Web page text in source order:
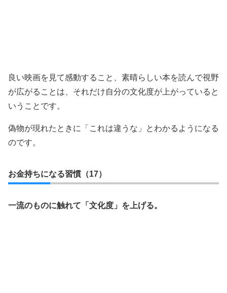
良い映画を見て感動すること、素晴らしい本を読んで視野
が広がることは、それだけ自分の文化度が上がっていると
いうことです。
偽物が現れたときに「これは違うな」とわかるようになる
のです。
お金持ちになる習慣（17）
一流のものに触れて「文化度」を上げる。